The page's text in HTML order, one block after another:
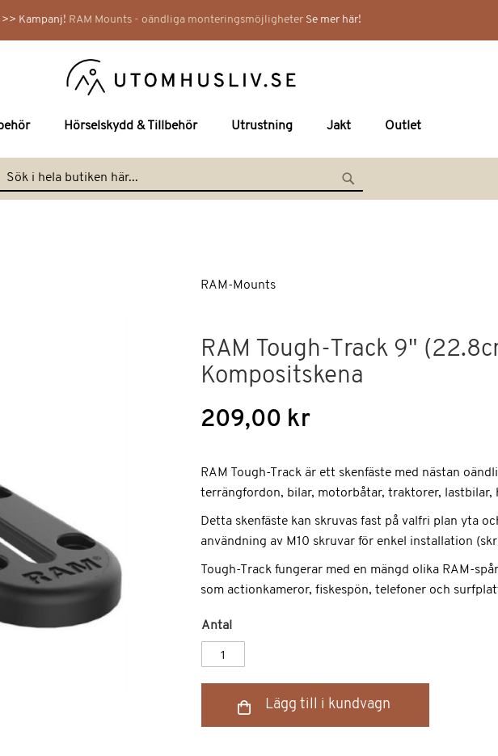
>> Kampanj! RAM Mounts - oändliga monteringsmöjligheter Se mer här!
Hörselskydd & Tillbehör Utrustning Jakt Outlet
till
Search Search
RAM-Mounts
RAM Tough-Track 9"
Kompositskena
209,00 kr
RAM Tough-Track är ett skenfäste med nästan
terrängfordon, bilar, motorbåtar, traktorer, lastbilar,
Detta skenfäste kan skruvas fast på valfri plan yta
användning av M10 skruvar för enkel installation
Tough-Track fungerar med en mängd olika RAM-
som actionkameror, fiskespön, telefoner och
Antal
Lägg till i kundvagn